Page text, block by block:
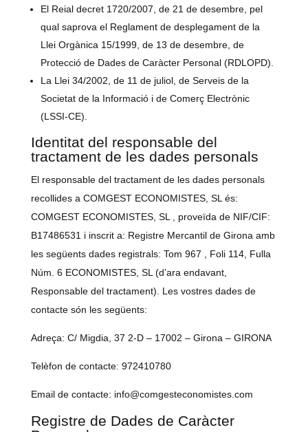
El Reial decret 1720/2007, de 21 de desembre, pel
qual saprova el Reglament de desplegament de la
Llei Orgànica 15/1999, de 13 de desembre, de
Protecció de Dades de Caràcter Personal (RDLOPD).
La Llei 34/2002, de 11 de juliol, de Serveis de la
Societat de la Informació i de Comerç Electrònic
(LSSI-CE).
Identitat del responsable del
tractament de les dades personals
El responsable del tractament de les dades personals
recollides a COMGEST ECONOMISTES, SL és:
COMGEST ECONOMISTES, SL , proveïda de NIF/CIF:
B17486531 i inscrit a: Registre Mercantil de Girona amb
les següents dades registrals: Tom 967 , Foli 114, Fulla
Núm. 6 ECONOMISTES, SL (d’ara endavant,
Responsable del tractament). Les vostres dades de
contacte són les següents:
Adreça: C/ Migdia, 37 2-D – 17002 – Girona – GIRONA
Telèfon de contacte: 972410780
Email de contacte: info@comgesteconomistes.com
Registre de Dades de Caràcter